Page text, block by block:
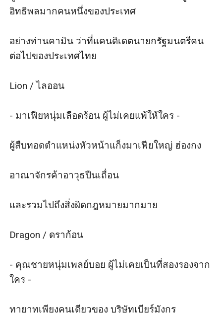
อิทธิพลมากคนหนึ่งของประเทศ
อย่างท่านคามิน ว่าที่แคนดิเดตนายกรัฐมนตรีคน
ต่อไปของประเทศไทย
Lion / ไลออน
- มาเฟียหนุ่มเลือดร้อน ผู้ไม่เคยแพ้ให้ใคร -
ผู้สืบทอดตำแหน่งหัวหน้าแก็งมาเฟียใหญ่ ฮ่องกง
อาณาจักรค้าอาวุธปืนเถื่อน
และรวมไปถึงสิ่งผิดกฎหมายมากมาย
Dragon / ดราก้อน
- คุณชายหนุ่มเพลย์บอย ผู้ไม่เคยเป็นที่สองรองจาก
ใคร -
ทายาทเพียงคนเดียวของ บริษัทเบียร์มังกร